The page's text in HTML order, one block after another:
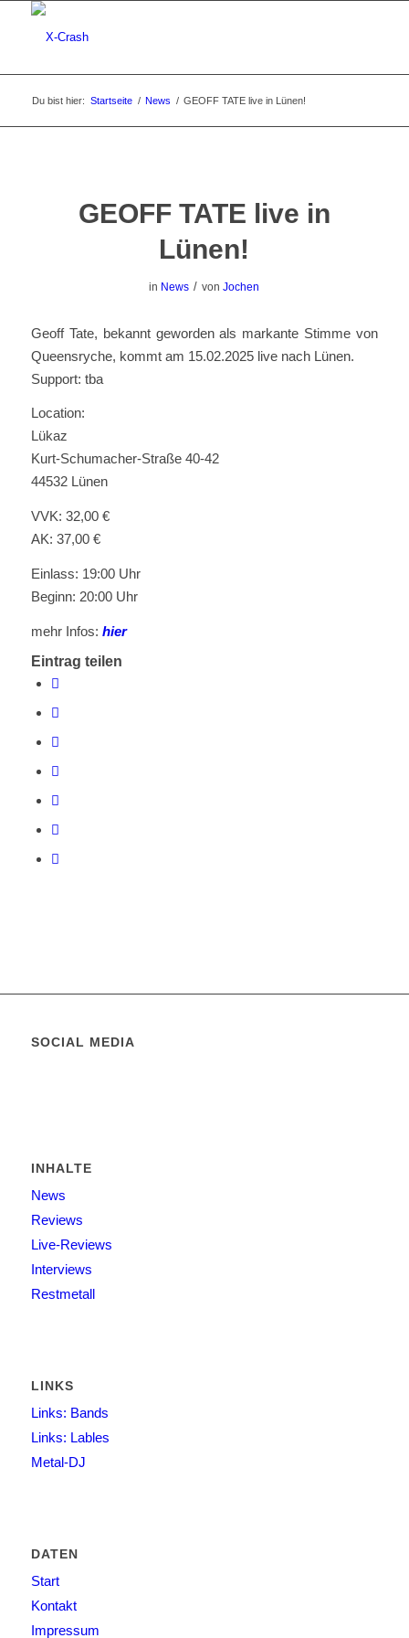
Du bist hier: Startseite / News / GEOFF TATE live in Lünen!
GEOFF TATE live in
Lünen!
in News / vonJochen
Geoff Tate, bekannt geworden als markante Stimme von
Queensryche, kommt am 15.02.2025 live nach Lünen.
Support: tba
Location:
Lükaz
Kurt-Schumacher-Straße 40-42
44532 Lünen
VVK: 32,00 €
AK: 37,00 €
Einlass: 19:00 Uhr
Beginn: 20:00 Uhr
mehr Infos: hier
Eintrag teilen
SOCIAL MEDIA
INHALTE
News
Reviews
Live-Reviews
Interviews
Restmetall
LINKS
Links: Bands
Links: Lables
Metal-DJ
DATEN
Start
Kontakt
Impressum